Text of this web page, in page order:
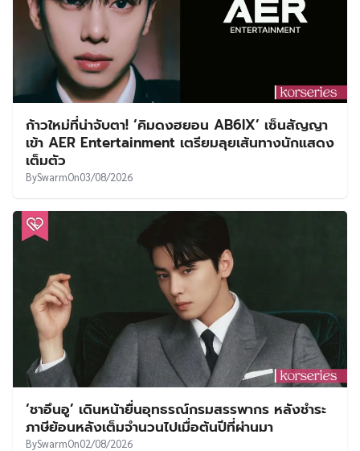
ก้าวใหม่ที่น่าจับตา! ‘คิมดงฮยอน AB6IX’ เซ็นสัญญา
เข้า AER Entertainment เตรียมลุยเส้นทางนักแสดง
เต็มตัว
BySwarmOn03/08/2026
‘ชาอึนอู’ เดินหน้ายื่นอุทธรณ์กรมสรรพากร หลังชำระ
ภาษีย้อนหลังเต็มจำนวนไปเมื่อต้นปีที่ผ่านมา
BySwarmOn02/08/2026